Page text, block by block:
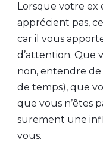
Lorsque votre ex
apprécient pas,
car il vous
d’attention. Que
non, entendre de
de temps), que
que vous n’êtes
surement une
vous.